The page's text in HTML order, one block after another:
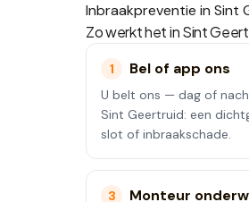
Inbraakpreventie in Sint
Zo werkt het inSint
1 Bel of app ons
U belt ons — dag of
Sint Geertruid: een
slot of inbraakschade.
3 Monteur